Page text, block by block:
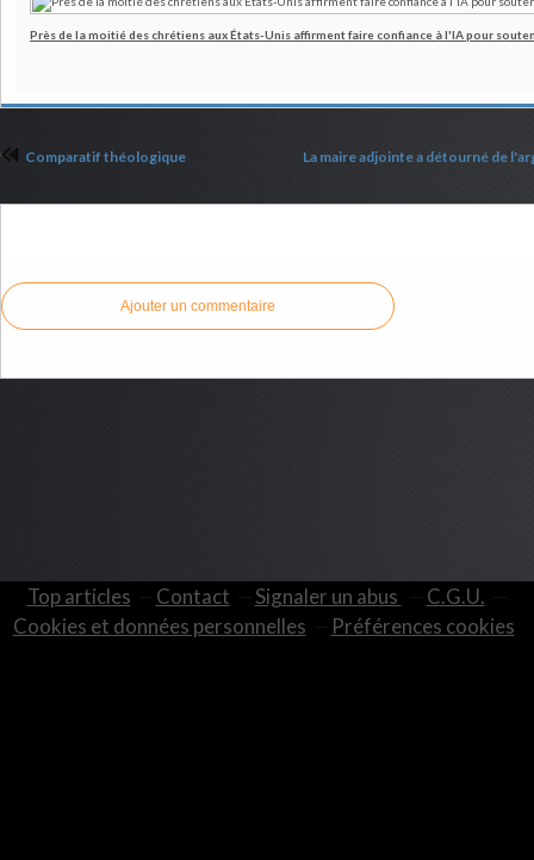
Près de la moitié des chrétiens aux États-Unis affirment faire confiance à l'IA pour
Comparatif théologique La maire adjointe a détourné de
Ajouter un commentaire
Top articles Contact Signaler un abus
C.G.U.
Cookies et données personnelles
Préférences cookies